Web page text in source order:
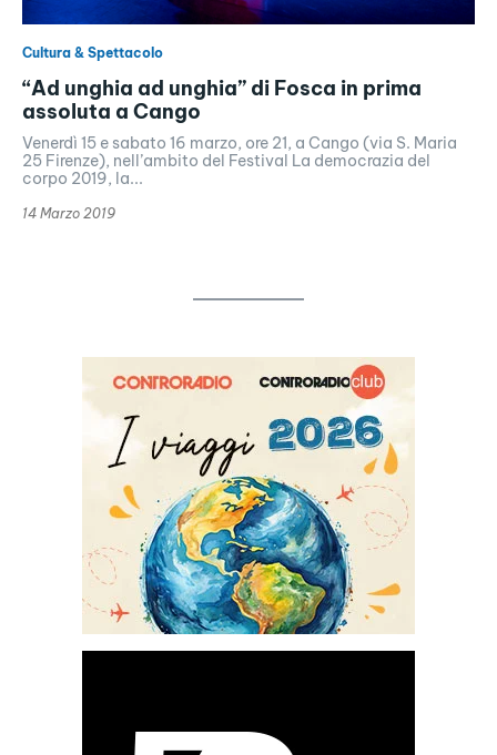
Cultura & Spettacolo
“Ad unghia ad unghia” di Fosca in prima
assoluta a Cango
Venerdì 15 e sabato 16 marzo, ore 21, a Cango (via S. Maria
25 Firenze), nell’ambito del Festival La democrazia del
corpo 2019, la...
14 Marzo 2019